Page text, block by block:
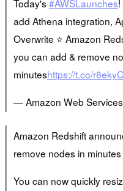
Today's #AWSLaunches
add Athena integration,
Overwrite ⭐ Amazon
you can add & remove
minuteshttps://t.co/
— Amazon Web
Amazon Redshift
remove nodes in minutes
You can now quickly